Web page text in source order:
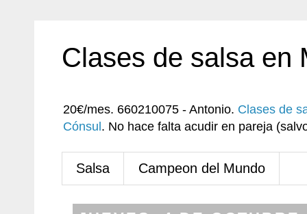
Clases de salsa en
20€/mes. 660210075 - Antonio. Clases de
Cónsul . No hace falta acudir en pareja
Salsa Campeon del Mundo